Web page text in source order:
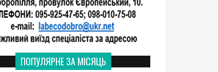
ПОПУЛЯРНЕ ЗА МІСЯЦЬ